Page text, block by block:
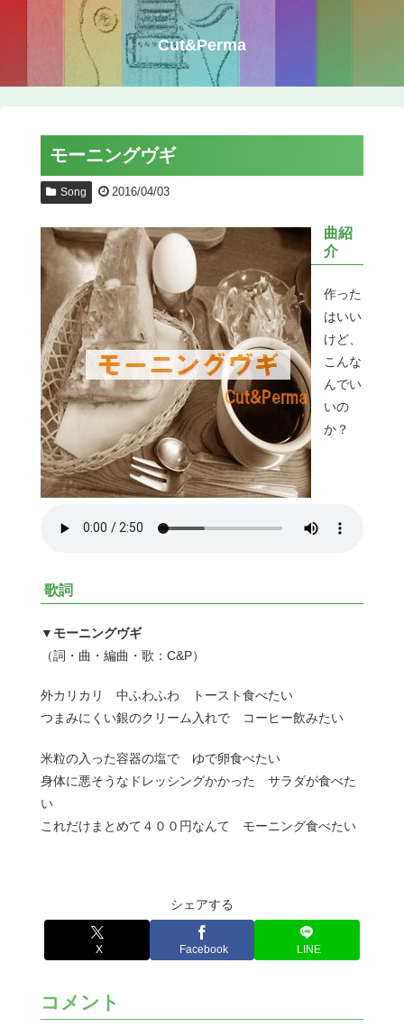
Cut&Perma
モーニングヴギ
Song 2016/04/03
曲紹
介
作った
はいい
けど、
こんな
んでい
いの
か？
歌詞
▼モーニングヴギ
（詞・曲・編曲・歌：C&P）
外カリカリ 中ふわふわ トースト食べたい
つまみにくい銀のクリーム入れで コーヒー飲みたい
米粒の入った容器の塩で ゆで卵食べたい
身体に悪そうなドレッシングかかった サラダが食べた
い
これだけまとめて４００円なんて モーニング食べたい
シェアする
X Facebook LINE
コメント